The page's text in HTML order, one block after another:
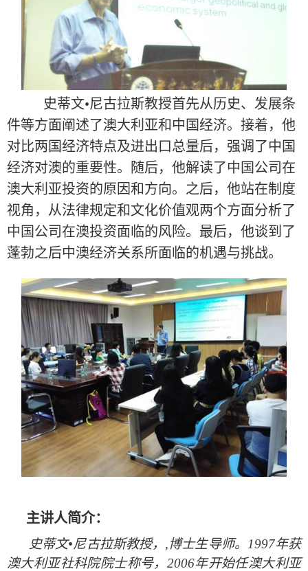
史蒂文•尼古拉斯教授首先从历史、发展条
件等方面阐述了澳大利亚和中国经济。接着，他
对比两国经济特点及进出口总量后，强调了中国
经济对澳的重要性。随后，他解读了中国公司在
澳大利亚投资的原因和方向。之后，他站在制度
视角，从法律规定和文化价值观两个方面分析了
中国公司在澳投资面临的风险。最后，他谈到了
蓬勃之后中澳经济关系所面临的机遇与挑战。
主讲人简介：
史蒂文•尼古拉斯教授， ,博士生导师。 1997年获
澳大利亚社科院院士称号， 2006年开始任澳大利亚